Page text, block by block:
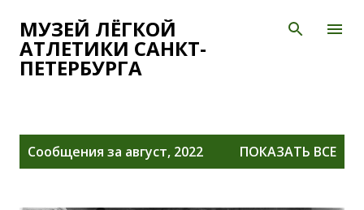
К основному контенту
МУЗЕЙ ЛЁГКОЙ
АТЛЕТИКИ САНКТ-
ПЕТЕРБУРГА
Сообщения за август, 2022 ПОКАЗАТЬ ВСЕ